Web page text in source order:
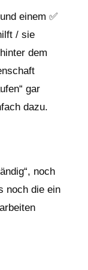
einem ✅
/ sie
dem
gar
dazu.
noch
noch die ein